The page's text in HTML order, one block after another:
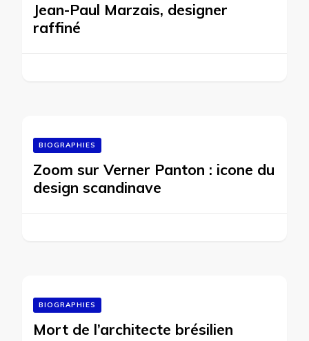
Jean-Paul Marzais, designer
raffiné
BIOGRAPHIES
Zoom sur Verner Panton : icone du
design scandinave
BIOGRAPHIES
Mort de l’architecte brésilien